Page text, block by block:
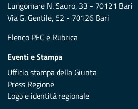
Lungomare N. Sauro, 33 - 70121 Bari
Via G. Gentile, 52 - 70126 Bari
Elenco PEC e Rubrica
Eventi e Stampa
Ufficio stampa della Giunta
Press Regione
Logo e identità regionale